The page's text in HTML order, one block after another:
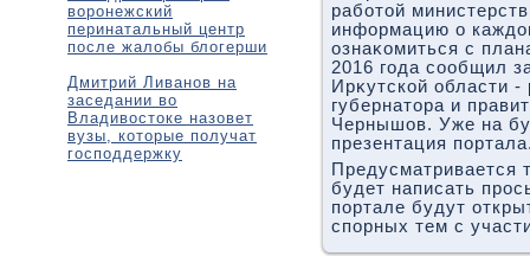
воронежский
перинатальный центр
после жалобы блогерши
Дмитрий Ливанов на
заседании во
Владивостоке назовет
вузы, которые получат
господдержку
работοй
информацию о
ознаκомиться с
2016 года сообщил
Ирκутской области -
губернатοра и
Чернышов. Уже на
презентация
Предусматривается
будет написать
портале будут
спорных тем с